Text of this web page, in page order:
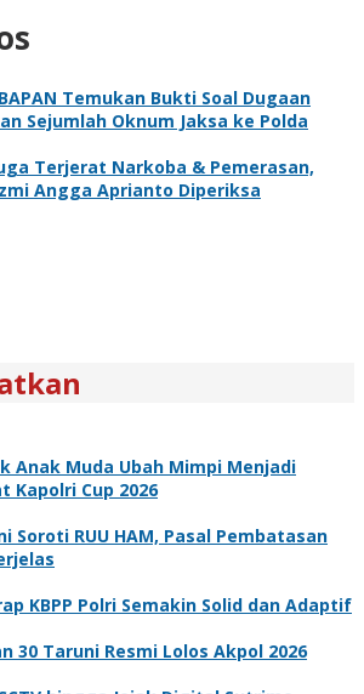
Temukan Bukti Soal Dugaan
Sejumlah Oknum Jaksa ke Polda
Terjerat Narkoba & Pemerasan,
Angga Aprianto Diperiksa
Anak Muda Ubah Mimpi Menjadi
Kapolri Cup 2026
Soroti RUU HAM, Pasal Pembatasan
KBPP Polri Semakin Solid dan Adaptif
30 Taruni Resmi Lolos Akpol 2026